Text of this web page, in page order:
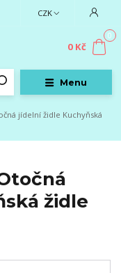
Menu
CZK
0
0 Kč
jídelní židle Kuchyňská
židle